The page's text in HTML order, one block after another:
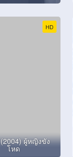
HD
ผู้หญิงขัง
โหด